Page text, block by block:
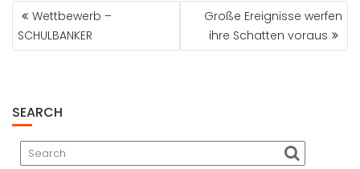
BEITRAGSNAVIGATION
Wettbewerb –
SCHULBANKER
Große Ereignisse werfen
ihre Schatten voraus
SEARCH